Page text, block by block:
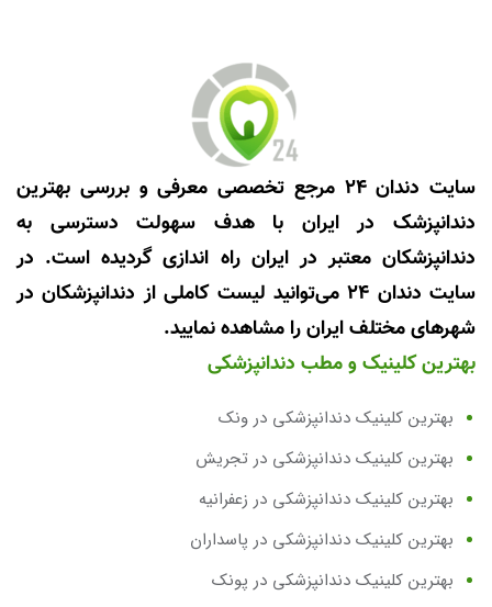
سایت دندان 24 مرجع تخصصی معرفی و بررسی بهترین
دندانپزشک در ایران با هدف سهولت دسترسی به
دندانپزشکان معتبر در ایران راه اندازی گردیده است. در
سایت دندان 24 می‌توانید لیست کاملی از دندانپزشکان در
شهرهای مختلف ایران را مشاهده نمایید.
بهترین کلینیک و مطب دندانپزشکی
بهترین کلینیک دندانپزشکی در ونک
بهترین کلینیک دندانپزشکی در تجریش
بهترین کلینیک دندانپزشکی در زعفرانیه
بهترین کلینیک دندانپزشکی در پاسداران
بهترین کلینیک دندانپزشکی در پونک